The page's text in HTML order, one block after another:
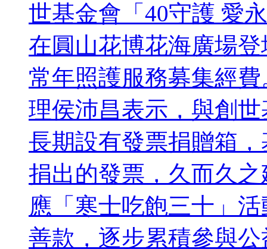
世基金會「40守護 愛
在圓山花博花海廣場
常年照護服務募集經
理侯沛昌表示，與創
長期設有發票捐贈箱
捐出的發票，久而久
應「寒士吃飽三十」
善款，逐步累積參與公